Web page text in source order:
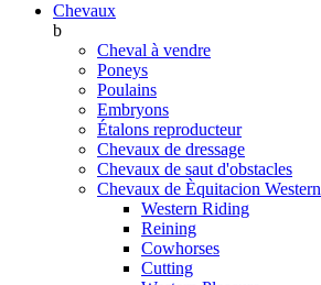
Chevaux
b
Cheval à vendre
Poneys
Poulains
Embryons
Étalons reproducteur
Chevaux de dressage
Chevaux de saut d'obstacles
Chevaux de Èquitacion Western
Western Riding
Reining
Cowhorses
Cutting